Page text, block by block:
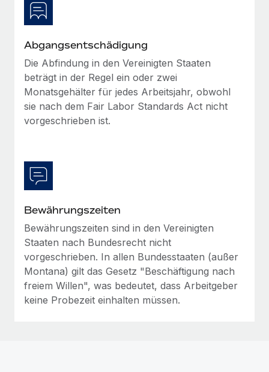
Abgangsentschädigung
Die Abfindung in den Vereinigten Staaten
beträgt in der Regel ein oder zwei
Monatsgehälter für jedes Arbeitsjahr, obwohl
sie nach dem Fair Labor Standards Act nicht
vorgeschrieben ist.
Bewährungszeiten
Bewährungszeiten sind in den Vereinigten
Staaten nach Bundesrecht nicht
vorgeschrieben. In allen Bundesstaaten (außer
Montana) gilt das Gesetz "Beschäftigung nach
freiem Willen", was bedeutet, dass Arbeitgeber
keine Probezeit einhalten müssen.